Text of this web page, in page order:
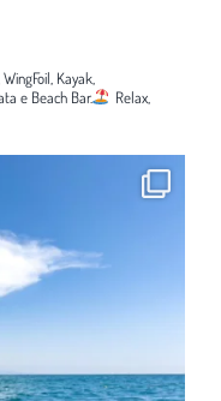
Kayak,
e Beach Bar.
Relax,